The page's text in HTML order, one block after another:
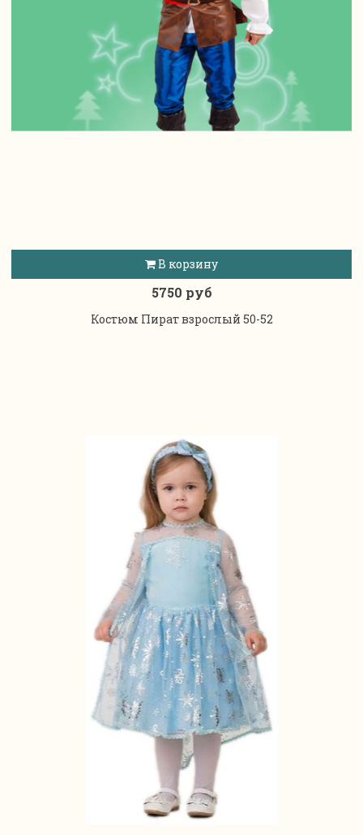
В корзину
5750 руб
Костюм Пират взрослый 50-52